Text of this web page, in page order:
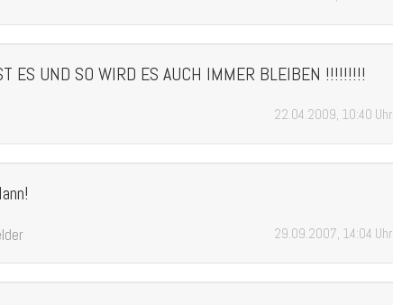
ES UND SO WIRD ES AUCH IMMER BLEIBEN !!!!!!!!!
22.04.2009, 10:40 Uhr
29.09.2007, 14:04 Uhr